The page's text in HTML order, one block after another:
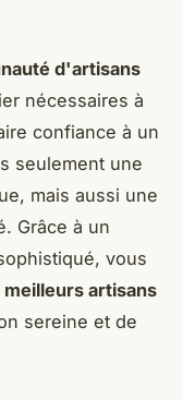
d'artisans
nécessaires à
confiance à un
seulement une
mais aussi une
Grâce à un
vous
meilleurs artisans
sereine et de